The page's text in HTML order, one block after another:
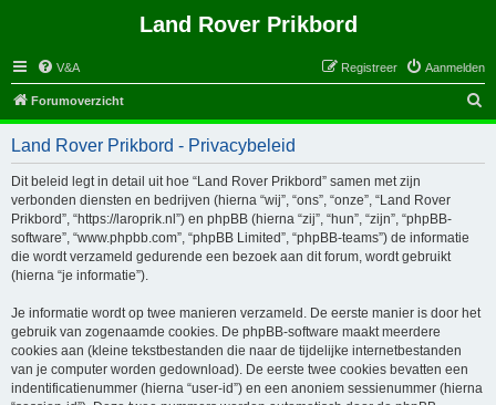
Land Rover Prikbord
V&A Aanmelden
Registreer
Forumoverzicht
o
Land Rover Prikbord - Privacybeleid
Dit beleid legt in detail uit hoe “Land Rover Prikbord” samen met zijn
verbonden diensten en bedrijven (hierna “wij”, “ons”, “onze”, “Land Rover
Prikbord”, “https://laroprik.nl”) en phpBB (hierna “zij”, “hun”, “zijn”, “phpBB-
software”, “www.phpbb.com”, “phpBB Limited”, “phpBB-teams”) de informatie
die wordt verzameld gedurende een bezoek aan dit forum, wordt gebruikt
(hierna “je informatie”).
Je informatie wordt op twee manieren verzameld. De eerste manier is door het
gebruik van zogenaamde cookies. De phpBB-software maakt meerdere
cookies aan (kleine tekstbestanden die naar de tijdelijke internetbestanden
van je computer worden gedownload). De eerste twee cookies bevatten een
indentificatienummer (hierna “user-id”) en een anoniem sessienummer (hierna